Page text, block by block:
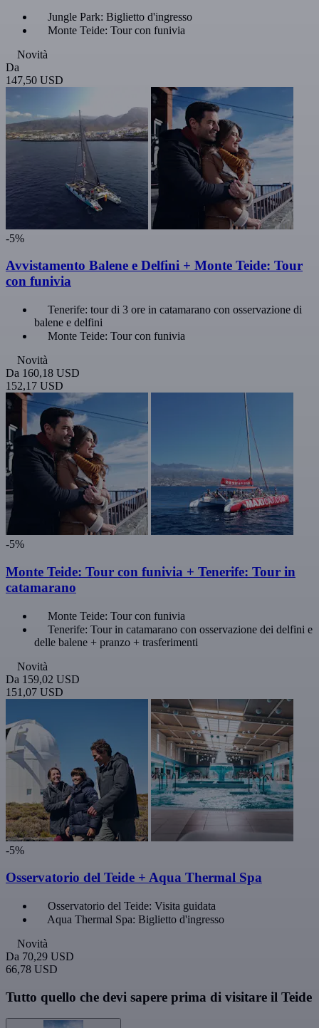
Jungle Park: Biglietto d'ingresso
Monte Teide: Tour con funivia
Novità
Da
147,50 USD
-5%
Avvistamento Balene e Delfini + Monte Teide: Tour
con funivia
Tenerife: tour di 3 ore in catamarano con osservazione di
balene e delfini
Monte Teide: Tour con funivia
Novità
Da 160,18 USD
152,17 USD
-5%
Monte Teide: Tour con funivia + Tenerife: Tour in
catamarano
Monte Teide: Tour con funivia
Tenerife: Tour in catamarano con osservazione dei delfini e
delle balene + pranzo + trasferimenti
Novità
Da 159,02 USD
151,07 USD
-5%
Osservatorio del Teide + Aqua Thermal Spa
Osservatorio del Teide: Visita guidata
Aqua Thermal Spa: Biglietto d'ingresso
Novità
Da 70,29 USD
66,78 USD
Tutto quello che devi sapere prima di visitare il Teide